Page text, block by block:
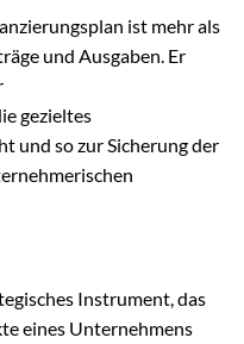
ist mehr als
und Ausgaben. Er
gezieltes
und so zur Sicherung der
Instrument, das
eines Unternehmens